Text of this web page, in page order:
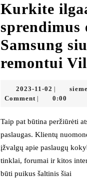
Kurkite
sprendimus
Samsung
remontui
2023-11-02 2023-
11-
Comment
0:00
Taip pat būtina peržiūrėti atsiliepimus apie
paslaugas. Klientų
įžvalgų apie paslaugų
tinklai, forumai ir kitos
būti puikus šaltinis šiai